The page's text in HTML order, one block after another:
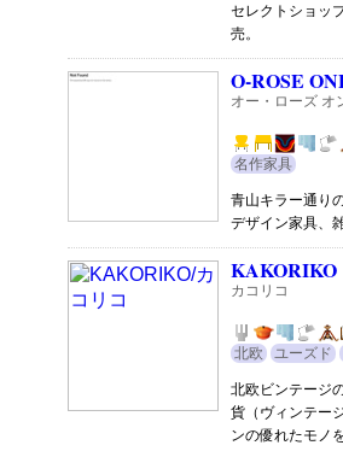
セレクトショッ
売。
O-ROSE
オー・ローズ オ
名作家具
青山キラー通り
デザイン家具、
KAKORIKO
カコリコ
北欧 ユーズド
北欧ビンテージ
貨（ヴィンテー
ンの優れたモノ